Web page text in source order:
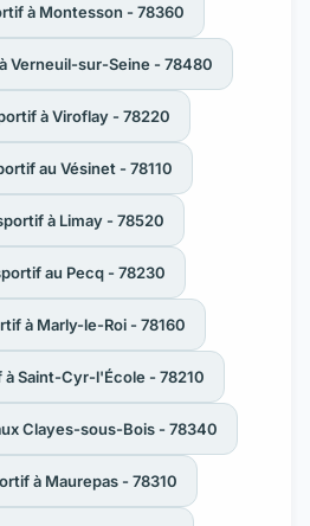
à Montesson - 78360
Verneuil-sur-Seine - 78480
à Viroflay - 78220
au Vésinet - 78110
à Limay - 78520
au Pecq - 78230
à Marly-le-Roi - 78160
Saint-Cyr-l'École - 78210
Clayes-sous-Bois - 78340
à Maurepas - 78310